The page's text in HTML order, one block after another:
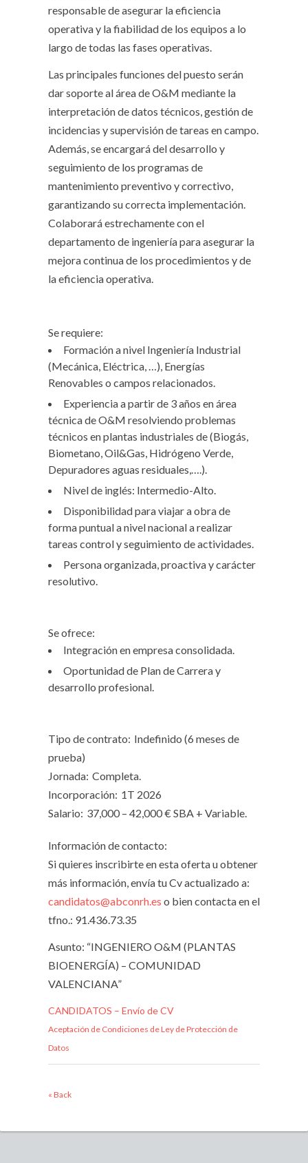
responsable de asegurar la eficiencia
operativa y la fiabilidad de los equipos a lo
largo de todas las fases operativas.
Las principales funciones del puesto serán
dar soporte al área de O&M mediante la
interpretación de datos técnicos, gestión de
incidencias y supervisión de tareas en campo.
Además, se encargará del desarrollo y
seguimiento de los programas de
mantenimiento preventivo y correctivo,
garantizando su correcta implementación.
Colaborará estrechamente con el
departamento de ingeniería para asegurar la
mejora continua de los procedimientos y de
la eficiencia operativa.
Se requiere:
Formación a nivel Ingeniería Industrial
(Mecánica, Eléctrica, …), Energías
Renovables o campos relacionados.
Experiencia a partir de 3 años en área
técnica de O&M resolviendo problemas
técnicos en plantas industriales de (Biogás,
Biometano, Oil&Gas, Hidrógeno Verde,
Depuradores aguas residuales,….).
Nivel de inglés: Intermedio-Alto.
Disponibilidad para viajar a obra de
forma puntual a nivel nacional a realizar
tareas control y seguimiento de actividades.
Persona organizada, proactiva y carácter
resolutivo.
Se ofrece:
Integración en empresa consolidada.
Oportunidad de Plan de Carrera y
desarrollo profesional.
Tipo de contrato: Indefinido (6 meses de
prueba)
Jornada: Completa.
Incorporación: 1T 2026
Salario: 37,000 – 42,000 € SBA + Variable.
Información de contacto:
Si quieres inscribirte en esta oferta u obtener
más información, envía tu Cv actualizado a:
candidatos@abconrh.es o bien contacta en el
tfno.: 91.436.73.35
Asunto: “INGENIERO O&M (PLANTAS
BIOENERGÍA) – COMUNIDAD
VALENCIANA”
CANDIDATOS – Envío de CV
Aceptación de Condiciones de Ley de Protección de
Datos
« Back